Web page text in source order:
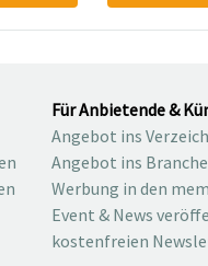
Für Anbietende &
Angebot ins
Angebot ins
Werbung in den
Event & News
kostenfreien